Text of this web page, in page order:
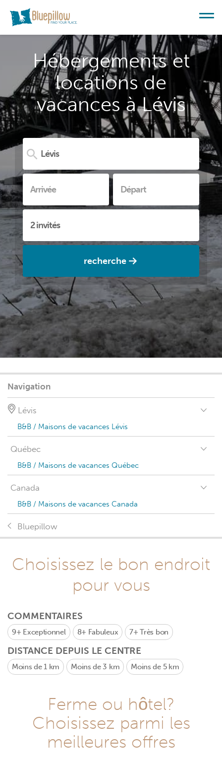
Hébergements et
locations de
vacances à Lévis
recherche
Navigation
Lévis
B&B / Maisons de vacances Lévis
Québec
B&B / Maisons de vacances Québec
Canada
B&B / Maisons de vacances Canada
Bluepillow
Choisissez le bon endroit
pour vous
COMMENTAIRES
9+ Exceptionnel 8+ Fabuleux 7+Très bon
DISTANCE DEPUIS LE CENTRE
Moins de 1 km Moins de 3 km Moins de 5 km
Ferme ou hôtel?
Choisissez parmi les
meilleures offres